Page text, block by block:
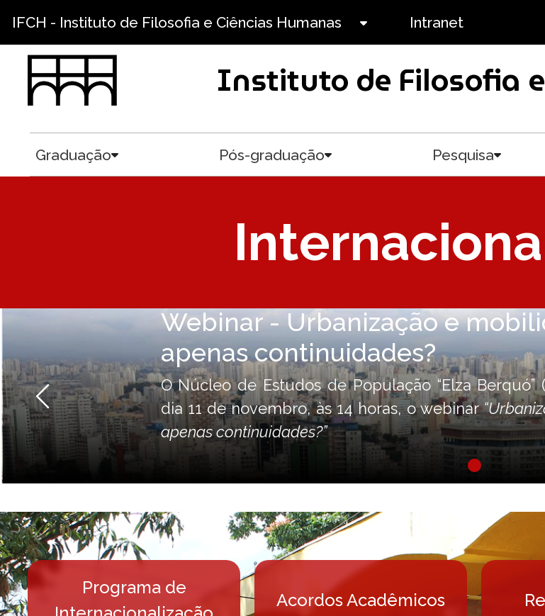
IFCH - Instituto de Filosofia e Ciências Humanas Intranet
Instituto de Filosofia
Graduação Pós-graduação Pesquisa
Webinar - Urbanização e
apenas continuidades?
O Núcleo de Estudos de População “Elza
dia 11 de novembro, às 14 horas, o webinar
apenas continuidades?”
Anterior
Programa de
Acordos Acadêmicos